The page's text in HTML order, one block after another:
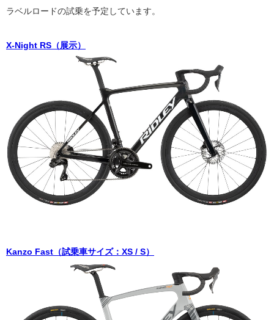
ラベルロードの試乗を予定しています。
X-Night RS（展示）
Kanzo Fast（試乗車サイズ：XS / S）